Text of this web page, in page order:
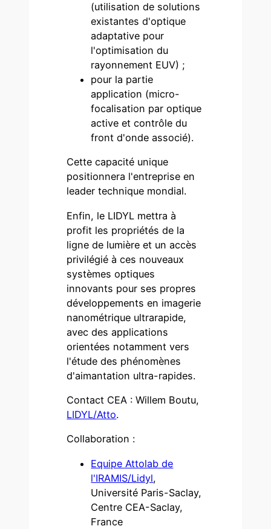
(utilisation de solutions
existantes d'optique
adaptative pour
l'optimisation du
rayonnement EUV) ;
pour la partie
application (micro-
focalisation par optique
active et contrôle du
front d'onde associé).
Cette capacité unique
positionnera l'entreprise en
leader technique mondial.
Enfin, le LIDYL mettra à
profit les propriétés de la
ligne de lumière et un accès
privilégié à ces nouveaux
systèmes optiques
innovants pour ses propres
développements en imagerie
nanométrique ultrarapide,
avec des applications
orientées notamment vers
l'étude des phénomènes
d'aimantation ultra-rapides.
Contact CEA : Willem Boutu,
LIDYL/Atto.
Collaboration :
Equipe Attolab de
l'IRAMIS/Lidyl,
Université Paris-Saclay,
Centre CEA-Saclay,
France